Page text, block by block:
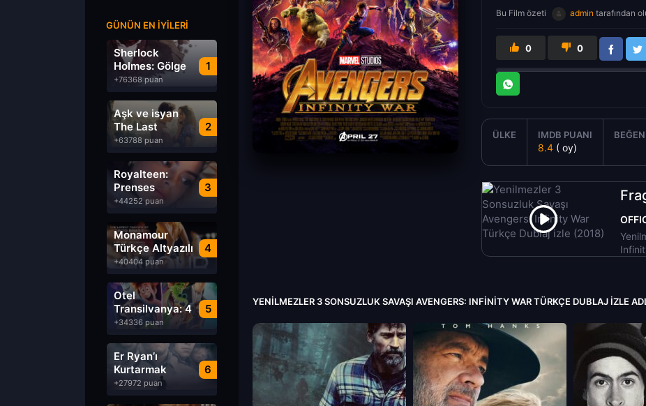
GÜNÜN EN İYILERI
1
Sherlock
Holmes: Gölge
Oyunları
+76368 puan
2
Aşk ve isyan
The Last
Parasido izle
+63788 puan
3
Royalteen:
Prenses
Margrethe izle
+44252 puan
4
Monamour
Türkçe Altyazılı
izle
+40404 puan
5
Otel
Transilvanya: 4
Transformanya
izle
+34336 puan
6
Er Ryan’ı
Kurtarmak
Saving Private
Ryan Türkçe
+27972 puan
Bu Film özeti admin tarafından
0 0
ÜLKE IMDB PUANI
8.4 ( oy)
YENILMEZLER 3 SONSUZLUK SAVAŞI AVENGERS: INFINITY WAR TÜRKÇE DUBLAJ IZLE